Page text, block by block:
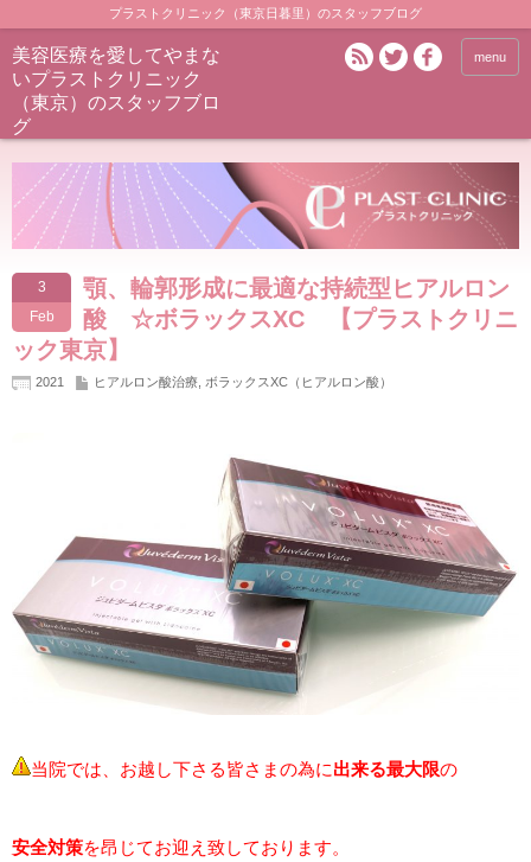
プラストクリニック（東京日暮里）のスタッフブログ
美容医療を愛してやまな
いプラストクリニック
（東京）のスタッフブロ
グ
menu
3
Feb
顎、輪郭形成に最適な持続型ヒアルロン
酸 ☆ボラックスXC 【プラストクリニ
ック東京】
2021 ヒアルロン酸治療 ボラックスXC（ヒアルロン酸）
当院では、お越し下さる皆さまの為に出来る最大限の
安全対策を昂じてお迎え致しております。